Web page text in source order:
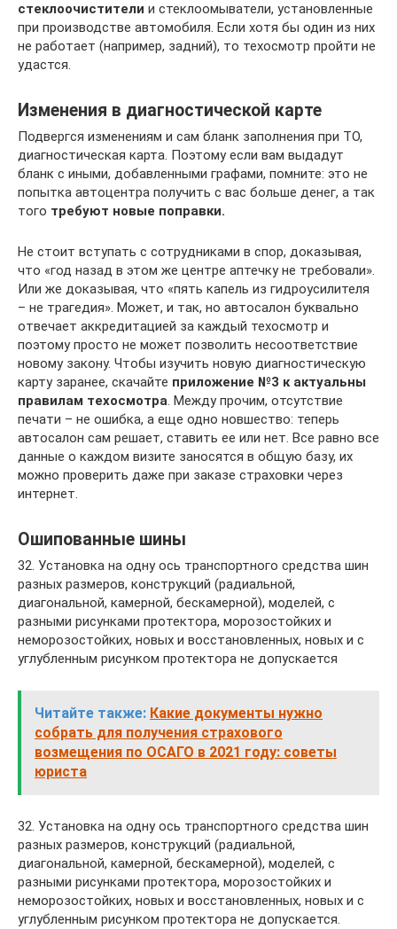
стеклоочистители и стеклоомыватели, установленные
при производстве автомобиля. Если хотя бы один из них
не работает (например, задний), то техосмотр пройти не
удастся.
Изменения в диагностической карте
Подвергся изменениям и сам бланк заполнения при ТО,
диагностическая карта. Поэтому если вам выдадут
бланк с иными, добавленными графами, помните: это не
попытка автоцентра получить с вас больше денег, а так
того требуют новые поправки.
Не стоит вступать с сотрудниками в спор, доказывая,
что «год назад в этом же центре аптечку не требовали».
Или же доказывая, что «пять капель из гидроусилителя
– не трагедия». Может, и так, но автосалон буквально
отвечает аккредитацией за каждый техосмотр и
поэтому просто не может позволить несоответствие
новому закону. Чтобы изучить новую диагностическую
карту заранее, скачайте приложение №3 к актуальны
правилам техосмотра. Между прочим, отсутствие
печати – не ошибка, а еще одно новшество: теперь
автосалон сам решает, ставить ее или нет. Все равно все
данные о каждом визите заносятся в общую базу, их
можно проверить даже при заказе страховки через
интернет.
Ошипованные шины
32. Установка на одну ось транспортного средства шин
разных размеров, конструкций (радиальной,
диагональной, камерной, бескамерной), моделей, с
разными рисунками протектора, морозостойких и
неморозостойких, новых и восстановленных, новых и с
углубленным рисунком протектора не допускается
Читайте также: Какие документы нужно
собрать для получения страхового
возмещения по ОСАГО в 2021 году: советы
юриста
32. Установка на одну ось транспортного средства шин
разных размеров, конструкций (радиальной,
диагональной, камерной, бескамерной), моделей, с
разными рисунками протектора, морозостойких и
неморозостойких, новых и восстановленных, новых и с
углубленным рисунком протектора не допускается.